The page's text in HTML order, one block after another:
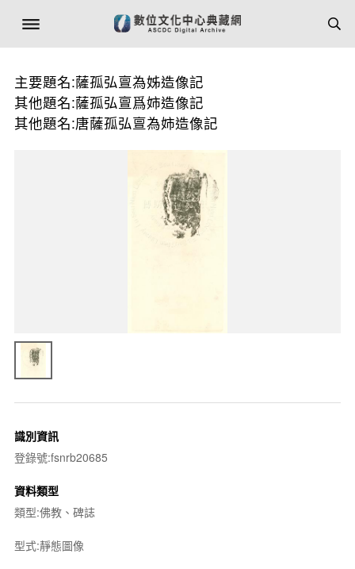
主要題名:薩孤弘亶為姊造像記
其他題名:薩孤弘亶爲姉造像記
其他題名:唐薩孤弘亶為姉造像記
識別資訊
登錄號:fsnrb20685
資料類型
類型:佛教、碑誌
型式:靜態圖像